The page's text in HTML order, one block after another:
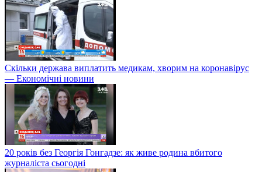
Скільки держава виплатить медикам, хворим на коронавірус
— Економічні новини
20 років без Георгія Гонгадзе: як живе родина вбитого
журналіста сьогодні